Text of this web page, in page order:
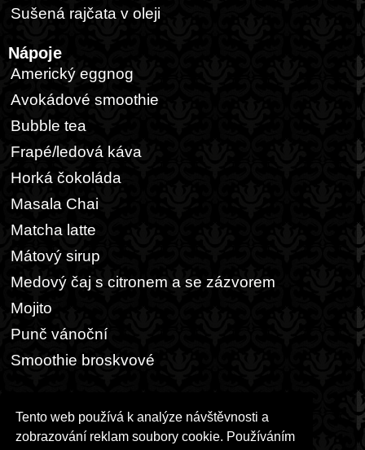
Tento web používá k analýze návštěvnosti a
zobrazování reklam soubory cookie. Používáním
Sušená rajčata v oleji
Nápoje
Americký eggnog
Avokádové smoothie
Bubble tea
Frapé/ledová káva
Horká čokoláda
Masala Chai
Matcha latte
Mátový sirup
Medový čaj s citronem a se zázvorem
Mojito
Punč vánoční
Smoothie broskvové
Kaše a müsli
Pšenično-žitný chleba